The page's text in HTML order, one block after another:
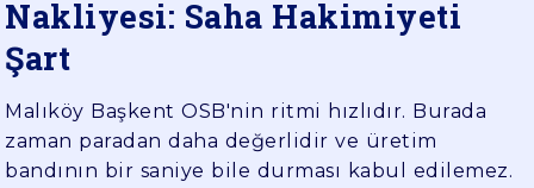
Nakliyesi: Saha Hakimiyeti
Şart
Malıköy Başkent OSB'nin ritmi hızlıdır. Burada
zaman paradan daha değerlidir ve üretim
bandının bir saniye bile durması kabul edilemez.